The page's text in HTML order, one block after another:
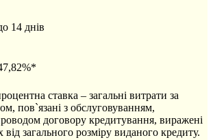
14 днів
*
ставка – загальні витрати за
пов`язані з обслуговуванням,
договору кредитування, виражені
загального розміру виданого кредиту.